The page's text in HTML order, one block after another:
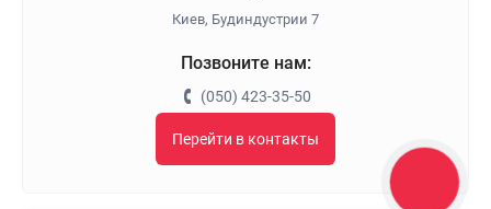
Киев, Будиндустрии 7
Позвоните нам:
(050) 423-35-50
Перейти в контакты